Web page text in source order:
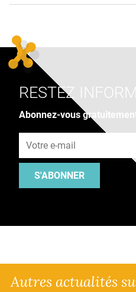
RESTEZ
Abonnez-vous
S'ABONNER
Autres actualités